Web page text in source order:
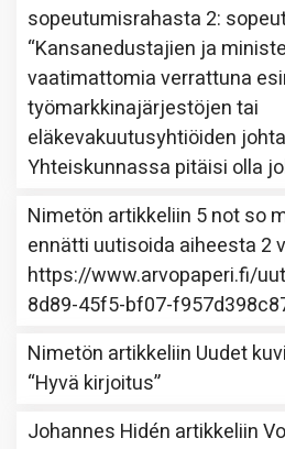
sopeutumisrahasta 2:
“Kansanedustajien ja
vaatimattomia verrattuna
työmarkkinajärjestöjen tai
eläkevakuutusyhtiöiden
Yhteiskunnassa pitäisi olla
Nimetön artikkeliin 5 not so
ennätti uutisoida aiheesta 2
https://www.arvopaperi.fi/
8d89-45f5-bf07-
Nimetön artikkeliin Uudet
“Hyvä kirjoitus”
Johannes Hidén artikkeliin